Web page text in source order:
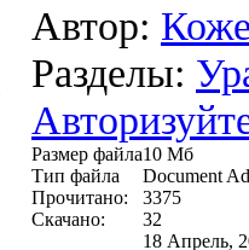
Автор:
Разделы:
Размер файла10 Mб
Тип файла
Document
Прочитано:
3375
Скачано:
32
18 Апрель,